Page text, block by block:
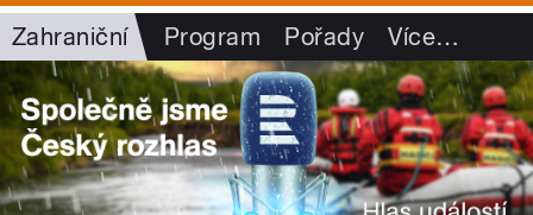
Zahraniční Program Pořady Více…